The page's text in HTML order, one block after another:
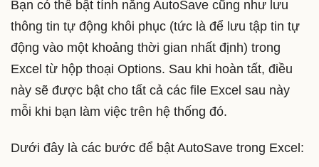
Bạn có thể bật tính năng AutoSave cũng như lưu
thông tin tự động khôi phục (tức là để lưu tập tin tự
động vào một khoảng thời gian nhất định) trong
Excel từ hộp thoại Options. Sau khi hoàn tất, điều
này sẽ được bật cho tất cả các file Excel sau này
mỗi khi bạn làm việc trên hệ thống đó.
Dưới đây là các bước để bật AutoSave trong Excel: